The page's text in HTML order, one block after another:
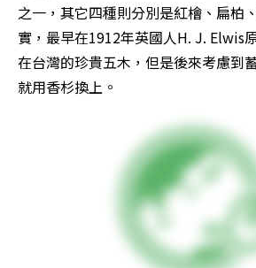
之一，其它四種則分別是紅檜、扁柏
實，最早在1912年英國人H. J. Elwis
在台灣的珍貴五木，但是後來考慮到
就用香杉換上。